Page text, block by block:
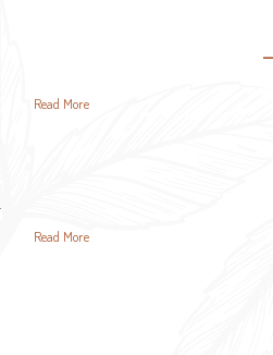
Read More
Read More